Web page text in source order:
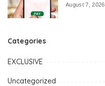
August 7, 2026
Categories
EXCLUSIVE
Uncategorized